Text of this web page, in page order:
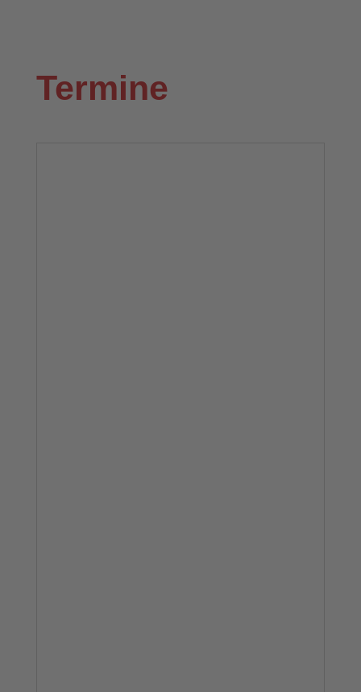
Termine